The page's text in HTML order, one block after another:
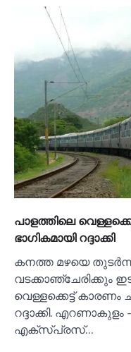
പാളത്തിലെ
ഭാഗികമായി റദ്ദാക്കി
കനത്ത മഴയെ
വടക്കാഞ്ചേരിക്കും
വെള്ളക്കെട്ട് കാരണം
റദ്ദാക്കി.
എക്സ്പ്രസ്…